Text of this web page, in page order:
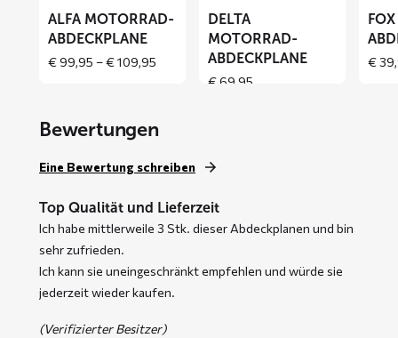
ALFA MOTORRAD-
ABDECKPLANE
€99,95 –€109,95Price
€ 109,95
DELTA
MOTORRAD-
ABDECKPLANE
€69,95
€
Bewertungen
Eine Bewertung schreiben
Top Qualität und Lieferzeit
Ich habe mittlerweile 3 Stk. dieser Abdeckplanen und bin
sehr zufrieden.
Ich kann sie uneingeschränkt empfehlen und würde sie
jederzeit wieder kaufen.
(Verifizierter Besitzer)